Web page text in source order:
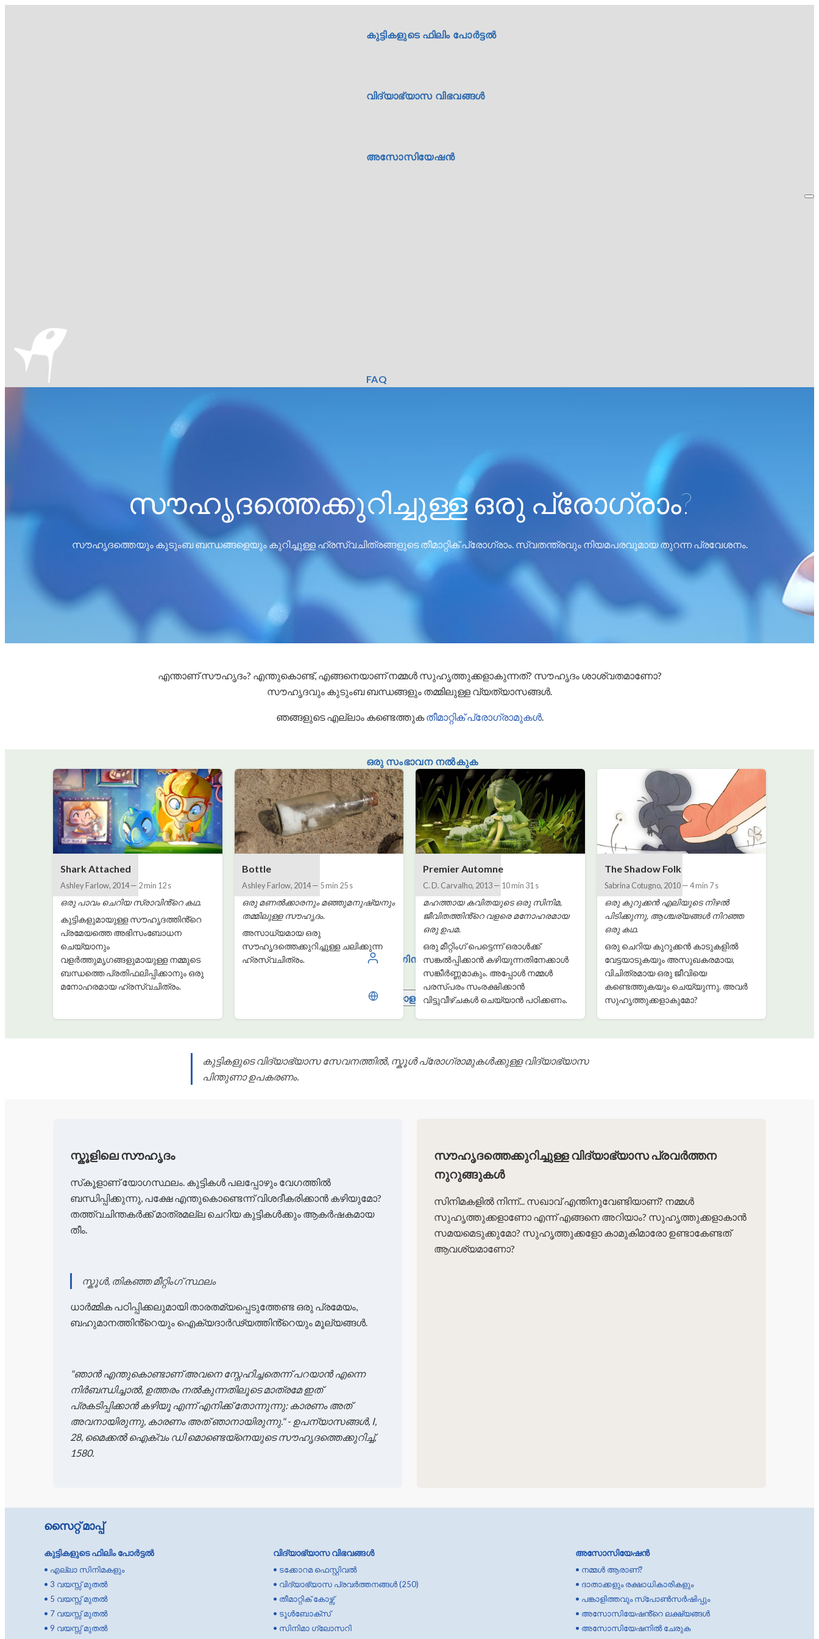
കുട്ടികളുടെ ഫിലിം പോർട്ടൽ
വിദ്യാഭ്യാസ വിഭവങ്ങൾ
അസോസിയേഷൻ
FAQ
ഒരു സംഭാവന നൽകുക
ലോഗിൻ
മലയാളം
സൗഹൃദത്തെക്കുറിച്ചുള്ള ഒരു പ്രോഗ്രാം?
സൗഹൃദത്തെയും കുടുംബ ബന്ധങ്ങളെയും കുറിച്ചുള്ള ഹ്രസ്വചിത്രങ്ങളുടെ തീമാറ്റിക് പ്രോഗ്രാം. സ്വതന്ത്രവും നിയമപരവുമായ തുറന്ന പ്രവേശനം.
എന്താണ് സൗഹൃദം? എന്തുകൊണ്ട്, എങ്ങനെയാണ് നമ്മൾ സുഹൃത്തുക്കളാകുന്നത്? സൗഹൃദം ശാശ്വതമാണോ?
സൗഹൃദവും കുടുംബ ബന്ധങ്ങളും തമ്മിലുള്ള വ്യത്യാസങ്ങൾ.
ഞങ്ങളുടെ എല്ലാം കണ്ടെത്തുക തീമാറ്റിക് പ്രോഗ്രാമുകൾ.
Shark Attached
Ashley Farlow, 2014— 2 min 12 s
ഒരു പാവം ചെറിയ സ്രാവിൻ്റെ കഥ.
കുട്ടികളുമായുള്ള സൗഹൃദത്തിൻ്റെ
പ്രമേയത്തെ അഭിസംബോധന
ചെയ്യാനും
വളർത്തുമൃഗങ്ങളുമായുള്ള നമ്മുടെ
ബന്ധത്തെ പ്രതിഫലിപ്പിക്കാനും ഒരു
മനോഹരമായ ഹ്രസ്വചിത്രം.
Bottle
Ashley Farlow, 2014— 5 min 25 s
ഒരു മണൽക്കാരനും മഞ്ഞുമനുഷ്യനും
തമ്മിലുള്ള സൗഹൃദം.
അസാധ്യമായ ഒരു
സൗഹൃദത്തെക്കുറിച്ചുള്ള ചലിക്കുന്ന
ഹ്രസ്വചിത്രം.
Premier Automne
C. D. Carvalho, 2013— 10 min 31 s
മഹത്തായ കവിതയുടെ ഒരു സിനിമ,
ജീവിതത്തിൻ്റെ വളരെ മനോഹരമായ
ഒരു ഉപമ.
ഒരു മീറ്റിംഗ് പെട്ടെന്ന് ഒരാൾക്ക്
സങ്കൽപ്പിക്കാൻ കഴിയുന്നതിനേക്കാൾ
സങ്കീർണ്ണമാകും. അപ്പോൾ നമ്മൾ
പരസ്പരം സംരക്ഷിക്കാൻ
വിട്ടുവീഴ്ചകൾ ചെയ്യാൻ പഠിക്കണം.
The Shadow Folk
Sabrina Cotugno, 2010—4 min 7 s
ഒരു കുറുക്കൻ എലിയുടെ നിഴൽ
പിടിക്കുന്നു, ആശ്ചര്യങ്ങൾ നിറഞ്ഞ
ഒരു കഥ.
ഒരു ചെറിയ കുറുക്കൻ കാടുകളിൽ
വേട്ടയാടുകയും അസുഖകരമായ,
വിചിത്രമായ ഒരു ജീവിയെ
കണ്ടെത്തുകയും ചെയ്യുന്നു. അവർ
സുഹൃത്തുക്കളാകുമോ?
കുട്ടികളുടെ വിദ്യാഭ്യാസ സേവനത്തിൽ, സ്കൂൾ പ്രോഗ്രാമുകൾക്കുള്ള വിദ്യാഭ്യാസ
പിന്തുണാ ഉപകരണം.
സ്കൂളിലെ സൗഹൃദം
സ്‌കൂളാണ് യോഗസ്ഥലം. കുട്ടികൾ പലപ്പോഴും വേഗത്തിൽ
ബന്ധിപ്പിക്കുന്നു, പക്ഷേ എന്തുകൊണ്ടെന്ന് വിശദീകരിക്കാൻ കഴിയുമോ?
തത്ത്വചിന്തകർക്ക് മാത്രമല്ല ചെറിയ കുട്ടികൾക്കും ആകർഷകമായ
തീം.
സ്കൂൾ, തികഞ്ഞ മീറ്റിംഗ് സ്ഥലം
ധാർമ്മിക പഠിപ്പിക്കലുമായി താരതമ്യപ്പെടുത്തേണ്ട ഒരു പ്രമേയം,
ബഹുമാനത്തിൻ്റെയും ഐക്യദാർഢ്യത്തിൻ്റെയും മൂല്യങ്ങൾ.
"ഞാൻ എന്തുകൊണ്ടാണ് അവനെ സ്നേഹിച്ചതെന്ന് പറയാൻ എന്നെ
നിർബന്ധിച്ചാൽ, ഉത്തരം നൽകുന്നതിലൂടെ മാത്രമേ ഇത്
പ്രകടിപ്പിക്കാൻ കഴിയൂ എന്ന് എനിക്ക് തോന്നുന്നു: കാരണം അത്
അവനായിരുന്നു, കാരണം അത് ഞാനായിരുന്നു." - ഉപന്യാസങ്ങൾ, I,
28, മൈക്കൽ ഐക്വം ഡി മൊണ്ടെയ്‌നെയുടെ സൗഹൃദത്തെക്കുറിച്ച്,
1580.
സൗഹൃദത്തെക്കുറിച്ചുള്ള വിദ്യാഭ്യാസ പ്രവർത്തന
നുറുങ്ങുകൾ
സിനിമകളിൽ നിന്ന്... സഖാവ് എന്തിനുവേണ്ടിയാണ്? നമ്മൾ
സുഹൃത്തുക്കളാണോ എന്ന് എങ്ങനെ അറിയാം? സുഹൃത്തുക്കളാകാൻ
സമയമെടുക്കുമോ? സുഹൃത്തുക്കളോ കാമുകിമാരോ ഉണ്ടാകേണ്ടത്
ആവശ്യമാണോ?
സൈറ്റ് മാപ്പ്
കുട്ടികളുടെ ഫിലിം പോർട്ടൽ
• എല്ലാ സിനിമകളും
• 3 വയസ്സ് മുതൽ
• 5 വയസ്സ് മുതൽ
• 7 വയസ്സ് മുതൽ
• 9 വയസ്സ് മുതൽ
വിദ്യാഭ്യാസ വിഭവങ്ങൾ
• ടക്കോറമ ഫെസ്റ്റിവൽ
• വിദ്യാഭ്യാസ പ്രവർത്തനങ്ങൾ (250)
• തീമാറ്റിക് കോഴ്സ്
• ടൂൾബോക്സ്
• സിനിമാ ഗ്ലോസറി
അസോസിയേഷൻ
• നമ്മൾ ആരാണ്?
• ദാതാക്കളും രക്ഷാധികാരികളും
• പങ്കാളിത്തവും സ്പോൺസർഷിപ്പും
• അസോസിയേഷൻ്റെ ലക്ഷ്യങ്ങൾ
• അസോസിയേഷനിൽ ചേരുക